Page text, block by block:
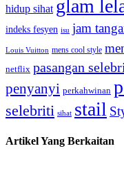
hidup sihat glam
indeks fesyen isu jam
Louis Vuitton mens cool style
netflix pasangan
penyanyi perkahwinan
selebriti sihat stail
Artikel Yang Berkaitan